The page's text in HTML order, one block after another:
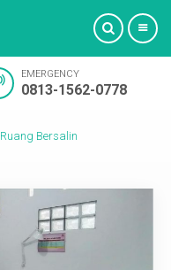
EMERGENCY
0813-1562-0778
Ruang Bersalin